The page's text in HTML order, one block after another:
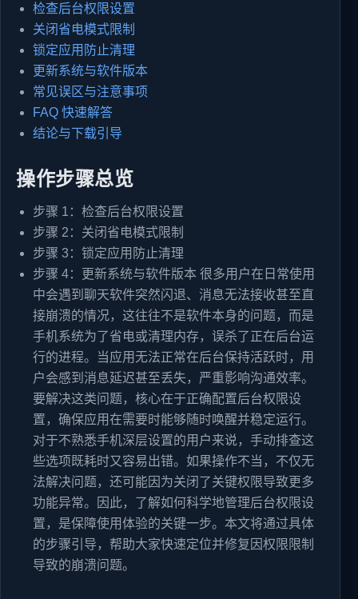
检查后台权限设置
关闭省电模式限制
锁定应用防止清理
更新系统与软件版本
常见误区与注意事项
FAQ 快速解答
结论与下载引导
操作步骤总览
步骤 1：检查后台权限设置
步骤 2：关闭省电模式限制
步骤 3：锁定应用防止清理
步骤 4：更新系统与软件版本 很多用户在日常使用
中会遇到聊天软件突然闪退、消息无法接收甚至直
接崩溃的情况，这往往不是软件本身的问题，而是
手机系统为了省电或清理内存，误杀了正在后台运
行的进程。当应用无法正常在后台保持活跃时，用
户会感到消息延迟甚至丢失，严重影响沟通效率。
要解决这类问题，核心在于正确配置后台权限设
置，确保应用在需要时能够随时唤醒并稳定运行。
对于不熟悉手机深层设置的用户来说，手动排查这
些选项既耗时又容易出错。如果操作不当，不仅无
法解决问题，还可能因为关闭了关键权限导致更多
功能异常。因此，了解如何科学地管理后台权限设
置，是保障使用体验的关键一步。本文将通过具体
的步骤引导，帮助大家快速定位并修复因权限限制
导致的崩溃问题。